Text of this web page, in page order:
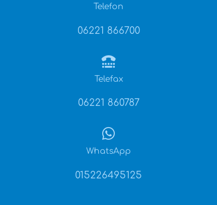
Telefon
06221 866700
Telefax
06221 860787
WhatsApp
015226495125